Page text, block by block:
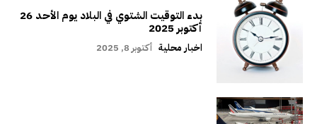
بدء التوقيت الشتوي في البلاد يوم الأحد 26
أكتوبر 2025
اخبار محلية أكتوبر 8, 2025